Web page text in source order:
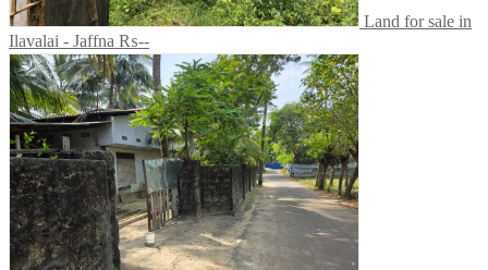
Land for sale in
Ilavalai - Jaffna ₨--